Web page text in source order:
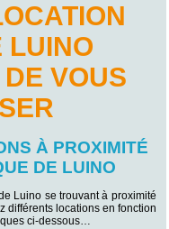
LUINO
VOUS
À PROXIMITÉ
DE LUINO
Luino se trouvant à proximité
différents locations en fonction
ci-dessous…